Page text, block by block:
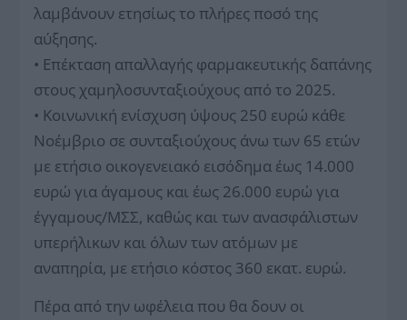
λαμβάνουν ετησίως το πλήρες ποσό της
αύξησης.
• Επέκταση απαλλαγής φαρμακευτικής δαπάνης
στους χαμηλοσυνταξιούχους από το 2025.
• Κοινωνική ενίσχυση ύψους 250 ευρώ κάθε
Νοέμβριο σε συνταξιούχους άνω των 65 ετών
με ετήσιο οικογενειακό εισόδημα έως 14.000
ευρώ για άγαμους και έως 26.000 ευρώ για
έγγαμους/ΜΣΣ, καθώς και των ανασφάλιστων
υπερήλικων και όλων των ατόμων με
αναπηρία, με ετήσιο κόστος 360 εκατ. ευρώ.
Πέρα από την ωφέλεια που θα δουν οι